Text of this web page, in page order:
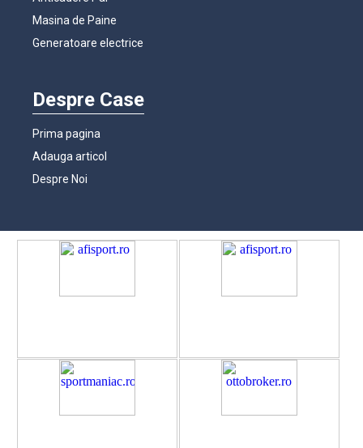
Masina de Paine
Generatoare electrice
Despre Case
Prima pagina
Adauga articol
Despre Noi